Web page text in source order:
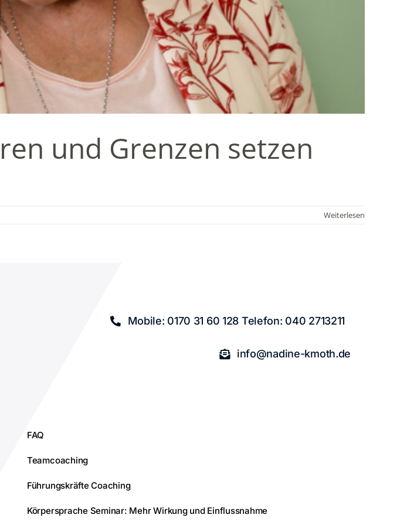
und Grenzen setzen
Weiterlesen
Mobile: 0170 31 60 128 Telefon: 040 2713211
info@nadine-kmoth.de
FAQ
Teamcoaching
Führungskräfte Coaching
Körpersprache Seminar: Mehr Wirkung und Einflussnahme